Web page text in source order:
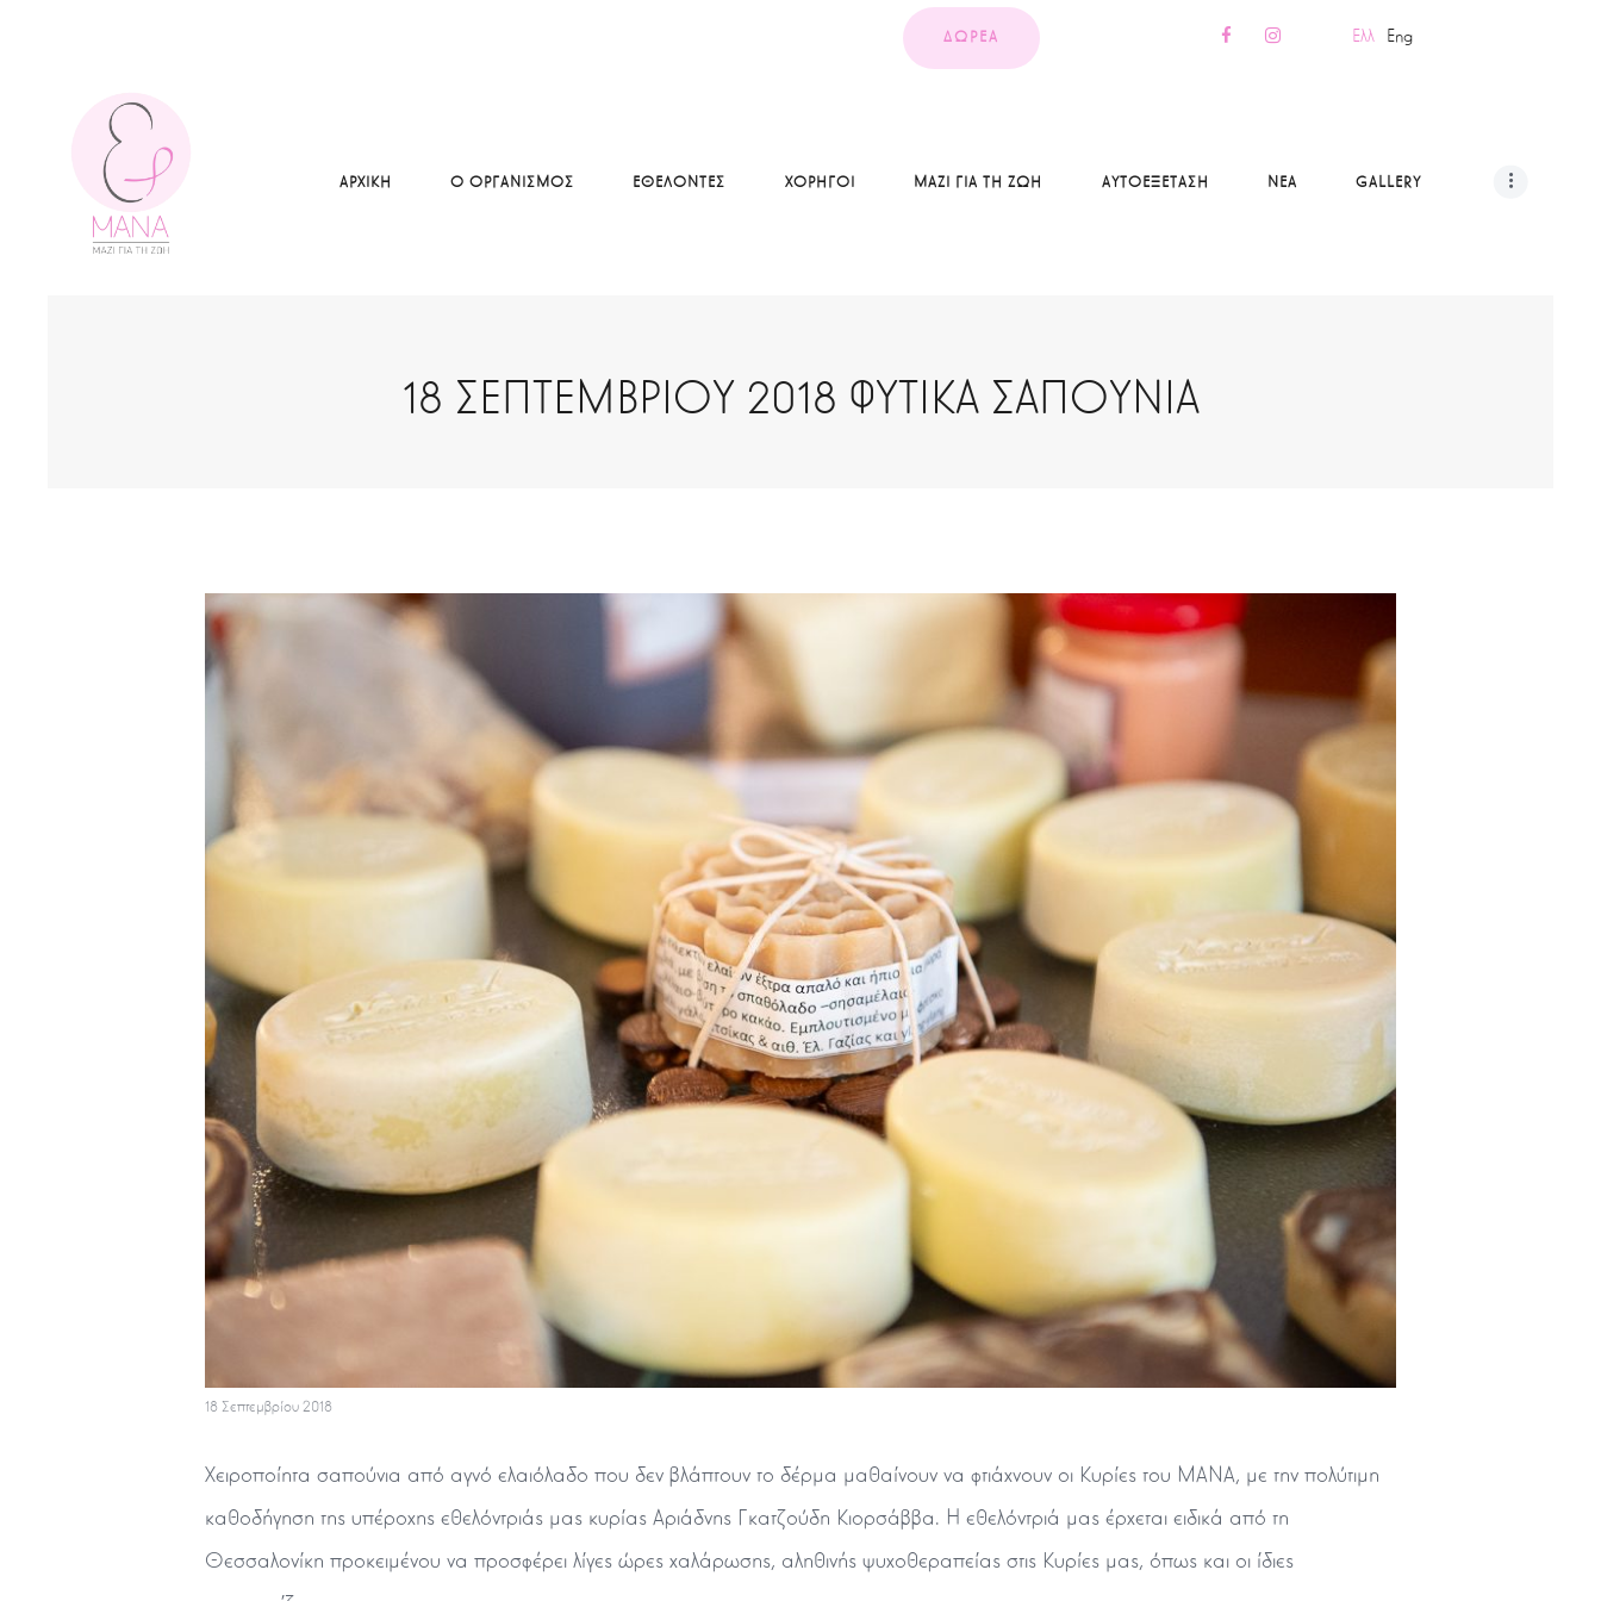
ΔΩΡΕΑ Ελλ Eng
ΑΡΧΙΚΗ Ο ΟΡΓΑΝΙΣΜΟΣ ΕΘΕΛΟΝΤΕΣ ΧΟΡΗΓΟΙ ΜΑΖΙ ΓΙΑ ΤΗ ΖΩΗ ΑΥΤΟΕΞΕΤΑΣΗ ΝΕΑ GALLERY
18 ΣΕΠΤΕΜΒΡΙΟΥ 2018 ΦΥΤΙΚΑ ΣΑΠΟΥΝΙΑ
18 Σεπτεμβρίου 2018
Χειροποίητα σαπούνια από αγνό ελαιόλαδο που δεν βλάπτουν το δέρμα μαθαίνουν να φτιάχνουν οι Κυρίες του ΜΑΝΑ, με την πολύτιμη
καθοδήγηση της υπέροχης εθελόντριάς μας κυρίας Αριάδνης Γκατζούδη Κιορσάββα. Η εθελόντριά μας έρχεται ειδικά από τη
Θεσσαλονίκη προκειμένου να προσφέρει λίγες ώρες χαλάρωσης, αληθινής ψυχοθεραπείας στις Κυρίες μας, όπως και οι ίδιες